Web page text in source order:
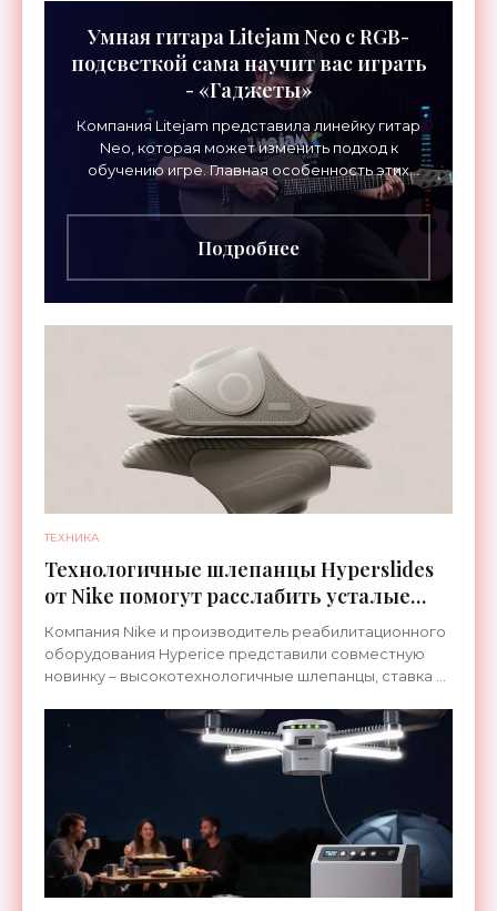
Умная гитара Litejam Neo с RGB-
подсветкой сама научит вас играть
- «Гаджеты»
Компания Litejam представила линейку гитар
Neo, которая может изменить подход к
обучению игре. Главная особенность этих
инструментов – встроенная RGB-подсветка
грифа. Светодиоды
Подробнее
ТЕХНИКА
Технологичные шлепанцы Hyperslides
от Nike помогут расслабить усталые
ноги после тренировки - «Гаджеты»
Компания Nike и производитель реабилитационного
оборудования Hyperice представили совместную
новинку – высокотехнологичные шлепанцы, ставка в